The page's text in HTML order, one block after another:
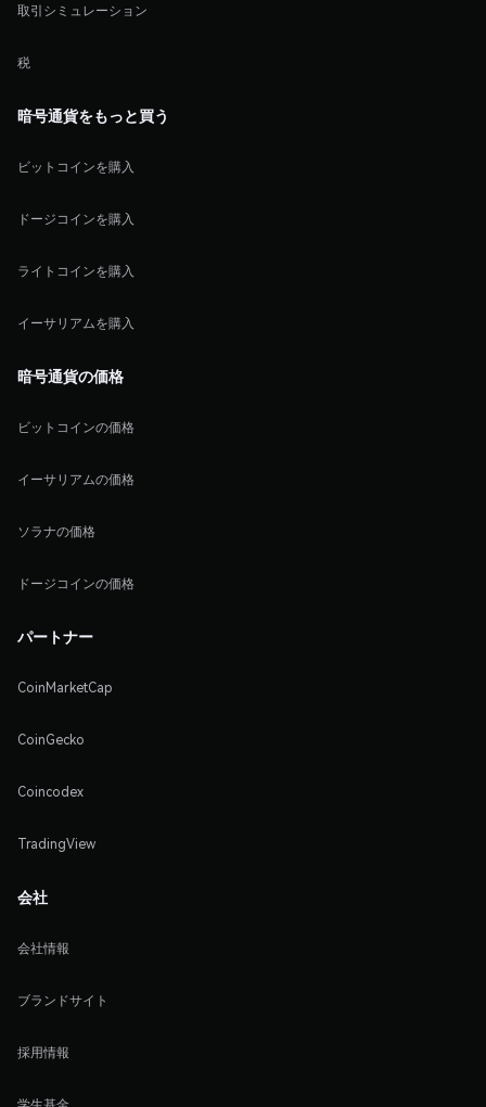
取引シミュレーション
税
暗号通貨をもっと買う
ビットコインを購入
ドージコインを購入
ライトコインを購入
イーサリアムを購入
暗号通貨の価格
ビットコインの価格
イーサリアムの価格
ソラナの価格
ドージコインの価格
パートナー
CoinMarketCap
CoinGecko
Coincodex
TradingView
会社
会社情報
ブランドサイト
採用情報